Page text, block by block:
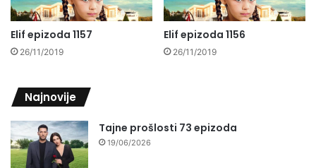
Elif epizoda 1157
26/11/2019
Elif epizoda 1156
26/11/2019
Najnovije
Tajne prošlosti 73 epizoda
19/06/2026